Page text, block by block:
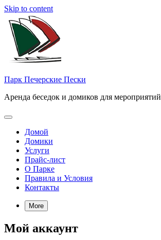
Skip to content
Парк Печерские Пески
Аренда беседок и домиков для мероприятий
Домой
Домики
Услуги
Прайс-лист
О Парке
Правила и Условия
Контакты
More
Мой аккаунт